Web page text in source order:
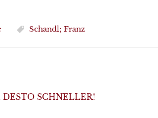
Schandl; Franz
SCHNELLER!